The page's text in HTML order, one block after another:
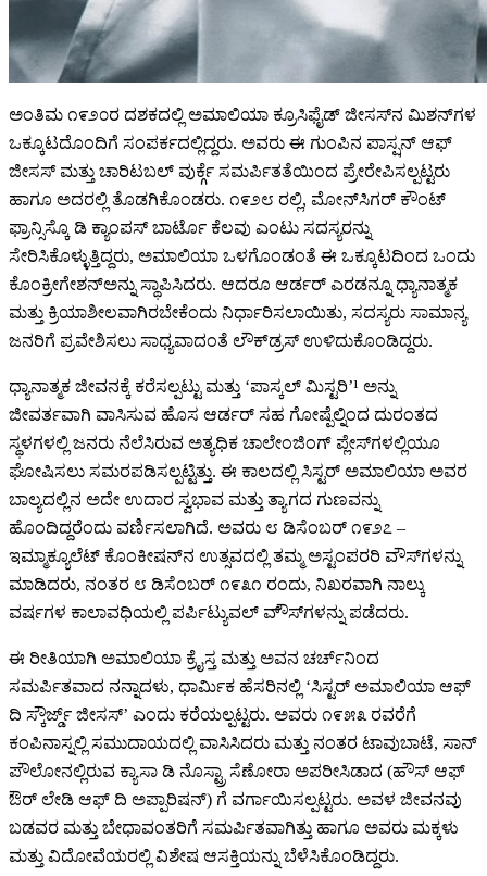
ಅಂತಿಮ ೧೯೨೦ರ ದಶಕದಲ್ಲಿ ಅಮಾಲಿಯಾ ಕ್ರೂಸಿಫೈಡ್ ಜೀಸಸ್‌ನ ಮಿಶನ್‌ಗಳ
ಒಕ್ಕೂಟದೊಂದಿಗೆ ಸಂಪರ್ಕದಲ್ಲಿದ್ದರು. ಅವರು ಈ ಗುಂಪಿನ ಪಾಸ್ಷನ್ ಆಫ್
ಜೀಸಸ್ ಮತ್ತು ಚಾರಿಟಬಲ್ ವುರ್ಕ್ಗೆ ಸಮರ್ಪಿತತೆಯಿಂದ ಪ್ರೇರೇಪಿಸಲ್ಪಟ್ಟರು
ಹಾಗೂ ಅದರಲ್ಲಿ ತೊಡಗಿಕೊಂಡರು. ೧೯೨೮ ರಲ್ಲಿ, ಮೋನ್‌ಸಿಗರ್ ಕೌಂಟ್
ಫ್ರಾನ್ಸಿಸ್ಕೊ ಡಿ ಕ್ಯಾಂಪಸ್ ಬಾರ್ಟೊ ಕೆಲವು ಎಂಟು ಸದಸ್ಯರನ್ನು
ಸೇರಿಸಿಕೊಳ್ಳುತ್ತಿದ್ದರು, ಅಮಾಲಿಯಾ ಒಳಗೊಂಡಂತೆ ಈ ಒಕ್ಕೂಟದಿಂದ ಒಂದು
ಕೊಂಕ್ರೀಗೇಶನ್ಅನ್ನು ಸ್ಥಾಪಿಸಿದರು. ಆದರೂ ಆರ್ಡರ್ ಎರಡನ್ನೂ ಧ್ಯಾನಾತ್ಮಕ
ಮತ್ತು ಕ್ರಿಯಾಶೀಲವಾಗಿರಬೇಕೆಂದು ನಿರ್ಧಾರಿಸಲಾಯಿತು, ಸದಸ್ಯರು ಸಾಮಾನ್ಯ
ಜನರಿಗೆ ಪ್ರವೇಶಿಸಲು ಸಾಧ್ಯವಾದಂತೆ ಲೌಕ್‌ಡ್ರಸ್ ಉಳಿದುಕೊಂಡಿದ್ದರು.
ಧ್ಯಾನಾತ್ಮಕ ಜೀವನಕ್ಕೆ ಕರೆಸಲ್ಪಟ್ಟು ಮತ್ತು ‘ಪಾಸ್ಕಲ್ ಮಿಸ್ಟರಿ’¹ ಅನ್ನು
ಜೀವರ್ತವಾಗಿ ವಾಸಿಸುವ ಹೊಸ ಆರ್ಡರ್ ಸಹ ಗೋಷ್ಪೆಲ್ನಿಂದ ದುರಂತದ
ಸ್ಥಳಗಳಲ್ಲಿ ಜನರು ನೆಲೆಸಿರುವ ಅತ್ಯಧಿಕ ಚಾಲೇಂಜಿಂಗ್ ಪ್ಲೇಸ್‌ಗಳಲ್ಲಿಯೂ
ಘೋಷಿಸಲು ಸಮರಪಡಿಸಲ್ಪಟ್ಟಿತ್ತು. ಈ ಕಾಲದಲ್ಲಿ ಸಿಸ್ಟರ್ ಅಮಾಲಿಯಾ ಅವರ
ಬಾಲ್ಯದಲ್ಲಿನ ಅದೇ ಉದಾರ ಸ್ವಭಾವ ಮತ್ತು ತ್ಯಾಗದ ಗುಣವನ್ನು
ಹೊಂದಿದ್ದರೆಂದು ವರ್ಣಿಸಲಾಗಿದೆ. ಅವರು ೮ ಡಿಸೆಂಬರ್ ೧೯೨೭ –
ಇಮ್ಮಾಕ್ಯೂಲೆಟ್ ಕೊಂಕೀಷನ್‌ನ ಉತ್ಸವದಲ್ಲಿ ತಮ್ಮ ಅಸ್ಟಂಪರರಿ ವೌಸ್‌ಗಳನ್ನು
ಮಾಡಿದರು, ನಂತರ ೮ ಡಿಸೆಂಬರ್ ೧೯೩೧ ರಂದು, ನಿಖರವಾಗಿ ನಾಲ್ಕು
ವರ್ಷಗಳ ಕಾಲಾವಧಿಯಲ್ಲಿ ಪರ್ಪಿಟ್ಯುವಲ್ ವೌ್ಸ್‌ಗಳನ್ನು ಪಡೆದರು.
ಈ ರೀತಿಯಾಗಿ ಅಮಾಲಿಯಾ ಕ್ರೈಸ್ತ ಮತ್ತು ಅವನ ಚರ್ಚ್‌ನಿಂದ
ಸಮರ್ಪಿತವಾದ ನನ್ನಾದಳು, ಧಾರ್ಮಿಕ ಹೆಸರಿನಲ್ಲಿ ‘ಸಿಸ್ಟರ್ ಅಮಾಲಿಯಾ ಆಫ್
ದಿ ಸ್ಕೌರ್ಜ್ಡ್ ಜೀಸಸ್’ ಎಂದು ಕರೆಯಲ್ಪಟ್ಟರು. ಅವರು ೧೯೫೩ ರವರೆಗೆ
ಕಂಪಿನಾಸ್ನಲ್ಲಿ ಸಮುದಾಯದಲ್ಲಿ ವಾಸಿಸಿದರು ಮತ್ತು ನಂತರ ಟಾವುಬಾಟೆ, ಸಾನ್
ಪೌಲೋನಲ್ಲಿರುವ ಕ್ಯಾಸಾ ಡಿ ನೊಸ್ಟ್ರಾ ಸೆಣೋರಾ ಅಪರೀಸಿಡಾದ (ಹೌಸ್ ಆಫ್
ಔರ್ ಲೇಡಿ ಆಫ್ ದಿ ಅಪ್ಪಾರಿಷನ್) ಗೆ ವರ್ಗಾಯಿಸಲ್ಪಟ್ಟರು. ಅವಳ ಜೀವನವು
ಬಡವರ ಮತ್ತು ಬೇಧಾವಂತರಿಗೆ ಸಮರ್ಪಿತವಾಗಿತ್ತು ಹಾಗೂ ಅವರು ಮಕ್ಕಳು
ಮತ್ತು ವಿದೋವೆಯರಲ್ಲಿ ವಿಶೇಷ ಆಸಕ್ತಿಯನ್ನು ಬೆಳೆಸಿಕೊಂಡಿದ್ದರು.